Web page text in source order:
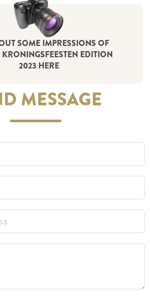
SOME IMPRESSIONS OF
KRONINGSFEESTEN EDITION
2023 HERE
MESSAGE